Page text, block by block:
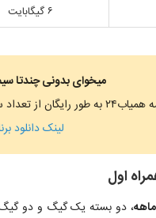
۶ گیگابایت
میخوای بدونی چندتا
سیمکارت های به نام خودت استعلام بگیر.
لینک دانلود
اول
، دو بسته یک گیگ و دو گیگ